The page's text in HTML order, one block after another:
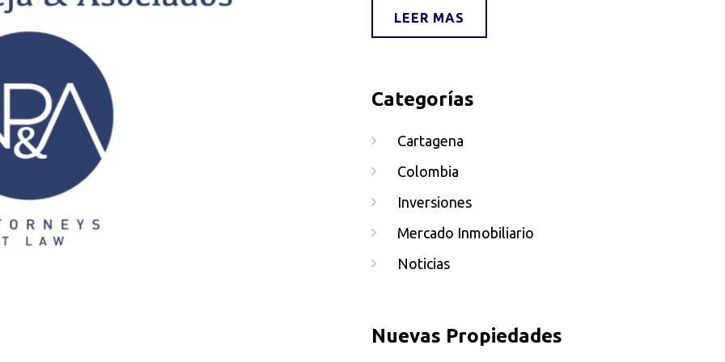
LEER MAS
Categorías
Cartagena
Colombia
Inversiones
Mercado Inmobiliario
Noticias
Nuevas Propiedades